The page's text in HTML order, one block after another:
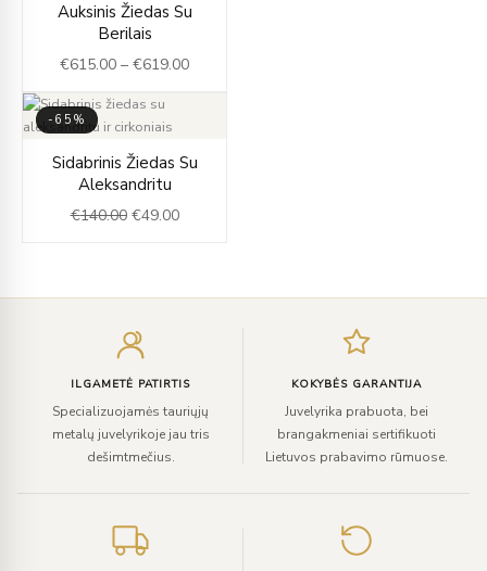
Auksinis Žiedas Su
Berilais
€615.00 – €619.00
range:
through
-65%
Sidabrinis Žiedas Su
Aleksandritu
€140.00
Original
price
was:
€140.00.
€49.00
price
€49.00.
ILGAMETĖ PATIRTIS
Specializuojamės tauriųjų
metalų juvelyrikoje jau tris
dešimtmečius.
KOKYBĖS GARANTIJA
Juvelyrika prabuota, bei
brangakmeniai sertifikuoti
Lietuvos prabavimo rūmuose.